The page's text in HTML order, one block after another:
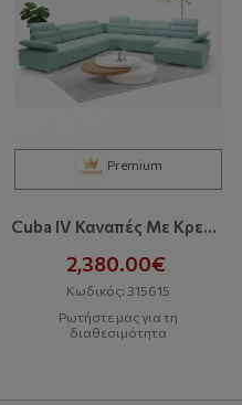
Premium
Cuba IV Καναπές Με Κρεβάτι Και Αποθηκευτικό Χώρο
2,380.00€
Κωδικός: 315615
Ρωτήστε μας για τη
διαθεσιμότητα